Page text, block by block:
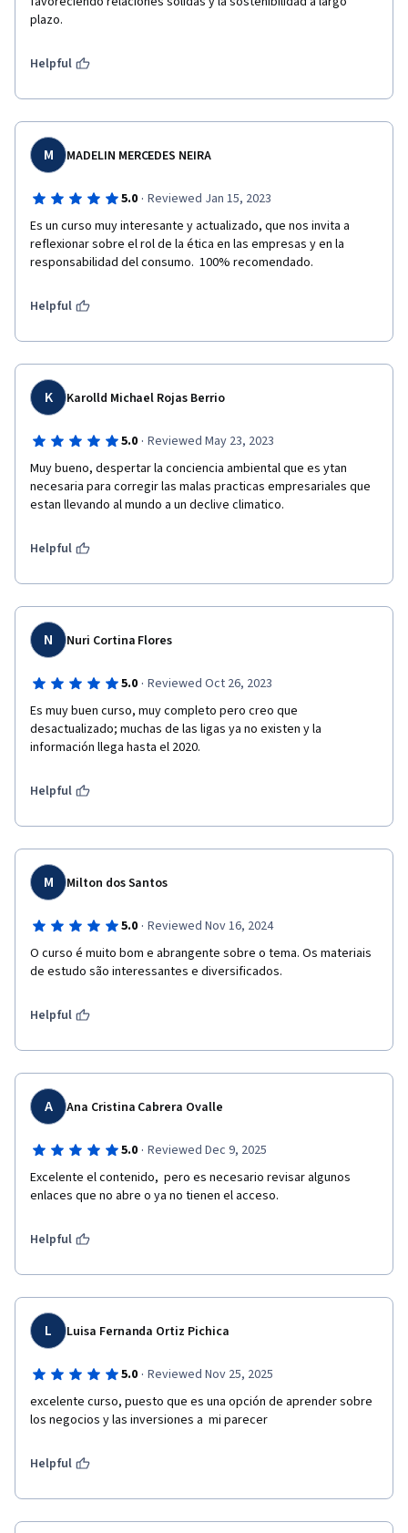
plazo.
Helpful
M MADELIN MERCEDES NEIRA
5.0 · Reviewed Jan 15, 2023
Es un curso muy interesante y actualizado, que nos invita a
reflexionar sobre el rol de la ética en las empresas y en la
responsabilidad del consumo.  100% recomendado.
Helpful
K Karolld Michael Rojas Berrio
5.0 · Reviewed May 23, 2023
Muy bueno, despertar la conciencia ambiental que es ytan
necesaria para corregir las malas practicas empresariales que
estan llevando al mundo a un declive climatico.
Helpful
N Nuri Cortina Flores
5.0 · Reviewed Oct 26, 2023
Es muy buen curso, muy completo pero creo que
desactualizado; muchas de las ligas ya no existen y la
información llega hasta el 2020.
Helpful
M Milton dos Santos
5.0 · Reviewed Nov 16, 2024
O curso é muito bom e abrangente sobre o tema. Os materiais
de estudo são interessantes e diversificados.
Helpful
A Ana Cristina Cabrera Ovalle
5.0 · Reviewed Dec 9, 2025
Excelente el contenido,  pero es necesario revisar algunos
enlaces que no abre o ya no tienen el acceso.
Helpful
L Luisa Fernanda Ortiz Pichica
5.0 · Reviewed Nov 25, 2025
excelente curso, puesto que es una opción de aprender sobre
los negocios y las inversiones a  mi parecer
Helpful